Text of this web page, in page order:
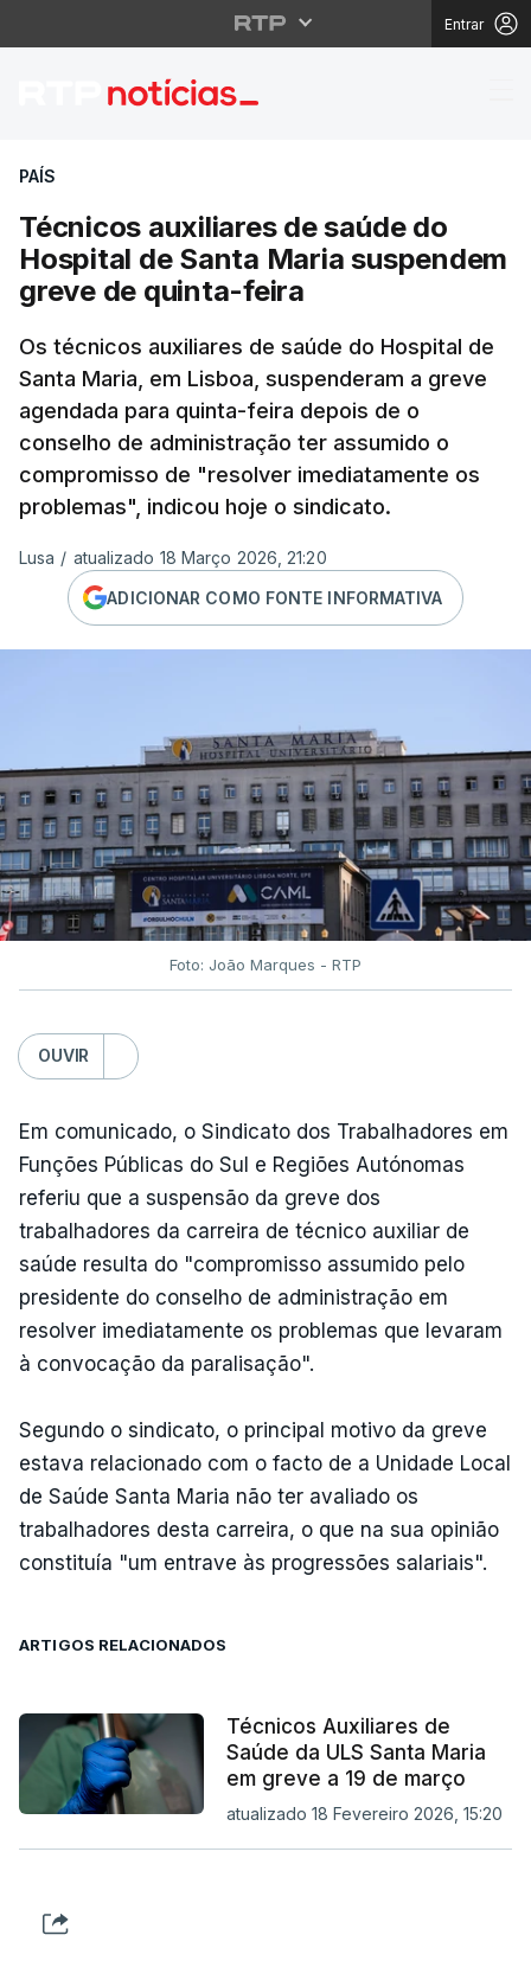
Entrar
Técnicos auxiliares
PAÍS
Técnicos auxiliares de saúde do
Hospital de Santa Maria suspendem
greve de quinta-feira
Os técnicos auxiliares de saúde do Hospital de
Santa Maria, em Lisboa, suspenderam a greve
agendada para quinta-feira depois de o
conselho de administração ter assumido o
compromisso de "resolver imediatamente os
problemas", indicou hoje o sindicato.
Lusa / atualizado 18 Março 2026, 21:20
ADICIONAR COMO FONTE INFORMATIVA
Foto: João Marques - RTP
OUVIR
Em comunicado, o Sindicato dos Trabalhadores em
Funções Públicas do Sul e Regiões Autónomas
referiu que a suspensão da greve dos
trabalhadores da carreira de técnico auxiliar de
saúde resulta do "compromisso assumido pelo
presidente do conselho de administração em
resolver imediatamente os problemas que levaram
à convocação da paralisação".
Segundo o sindicato, o principal motivo da greve
estava relacionado com o facto de a Unidade Local
de Saúde Santa Maria não ter avaliado os
trabalhadores desta carreira, o que na sua opinião
constituía "um entrave às progressões salariais".
ARTIGOS RELACIONADOS
Técnicos Auxiliares de
Saúde da ULS Santa Maria
em greve a 19 de março
atualizado 18 Fevereiro 2026, 15:20